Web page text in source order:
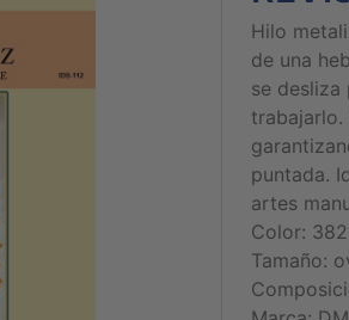
Hilo
de una
se desliza
trabajarlo.
puntada.
artes
Color:
Tamaño: